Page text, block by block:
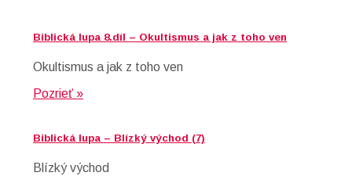
Biblická lupa 8.díl – Okultismus a jak z toho ven
Okultismus a jak z toho ven
Pozrieť »
Biblická lupa – Blízký východ (7)
Blízký východ